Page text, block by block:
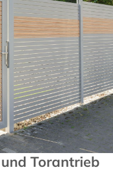
Torantrieb